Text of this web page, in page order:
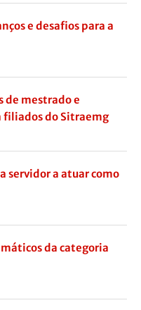
e desafios para a
de mestrado e
filiados do Sitraemg
servidor a atuar como
da categoria